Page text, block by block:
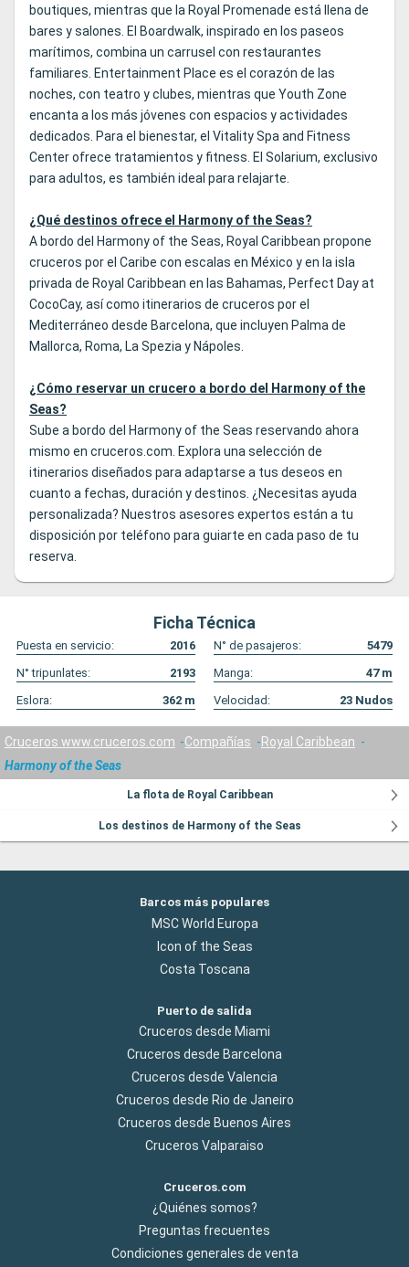
boutiques, mientras que la Royal Promenade está llena de
bares y salones. El Boardwalk, inspirado en los paseos
marítimos, combina un carrusel con restaurantes
familiares. Entertainment Place es el corazón de las
noches, con teatro y clubes, mientras que Youth Zone
encanta a los más jóvenes con espacios y actividades
dedicados. Para el bienestar, el Vitality Spa and Fitness
Center ofrece tratamientos y fitness. El Solarium, exclusivo
para adultos, es también ideal para relajarte.
¿Qué destinos ofrece el Harmony of the Seas?
A bordo del Harmony of the Seas, Royal Caribbean propone
cruceros por el Caribe con escalas en México y en la isla
privada de Royal Caribbean en las Bahamas, Perfect Day at
CocoCay, así como itinerarios de cruceros por el
Mediterráneo desde Barcelona, que incluyen Palma de
Mallorca, Roma, La Spezia y Nápoles.
¿Cómo reservar un crucero a bordo del Harmony of the
Seas?
Sube a bordo del Harmony of the Seas reservando ahora
mismo en cruceros.com. Explora una selección de
itinerarios diseñados para adaptarse a tus deseos en
cuanto a fechas, duración y destinos. ¿Necesitas ayuda
personalizada? Nuestros asesores expertos están a tu
disposición por teléfono para guiarte en cada paso de tu
reserva.
Ficha Técnica
Puesta en servicio: 2016 N° de pasajeros:
5479
N° tripunlates:
2193 Manga: 47m
Eslora:
362 m Velocidad: 23 Nudos
Cruceros www.cruceros.com Compañías
Royal Caribbean
Harmony of the Seas
La flota de Royal Caribbean
Los destinos de Harmony of the Seas
Barcos más populares
MSC World Europa
Icon of the Seas
Costa Toscana
Puerto de salida
Cruceros desde Miami
Cruceros desde Barcelona
Cruceros desde Valencia
Cruceros desde Rio de Janeiro
Cruceros desde Buenos Aires
Cruceros Valparaiso
Cruceros.com
¿Quiénes somos?
Preguntas frecuentes
Condiciones generales de venta